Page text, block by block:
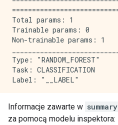
Total params: 1
Trainable params: 0
Non-trainable params: 1
Type: "RANDOM_FOREST"
Task: CLASSIFICATION
Label: "__LABEL"
    bill_depth_mm
    bill_length_mm
Informacje zawarte w summary
za pomocą modelu inspektora: